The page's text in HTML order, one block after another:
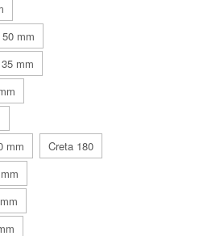
mm
mm
mm
Creta 180